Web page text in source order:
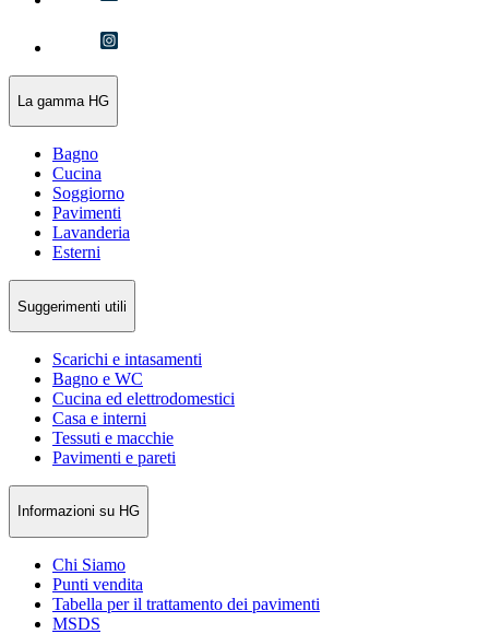
La gamma HG
Bagno
Cucina
Soggiorno
Pavimenti
Lavanderia
Esterni
Suggerimenti utili
Scarichi e intasamenti
Bagno e WC
Cucina ed elettrodomestici
Casa e interni
Tessuti e macchie
Pavimenti e pareti
Informazioni su HG
Chi Siamo
Punti vendita
Tabella per il trattamento dei pavimenti
MSDS